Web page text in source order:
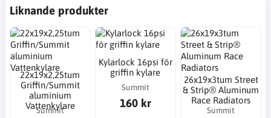
Liknande produkter
22x19x2,25tum
Griffin/Summit
aluminium
Vattenkylare
Summit
Kylarlock 16psi för
griffin kylare
Summit
160 kr
26x19x3tum Street
& Strip® Aluminum
Race Radiators
Summit